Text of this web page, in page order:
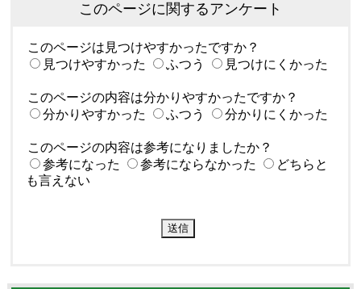
このページに関するアンケート
このページは見つけやすかったですか？
見つけやすかった
ふつう 見つけにくかった
このページの内容は分かりやすかったですか？
分かりやすかった
ふつう 分かりにくかった
このページの内容は参考になりましたか？
参考になった
参考にならなかった
どちらと
も言えない